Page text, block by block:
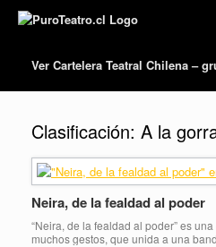
Ver Cartelera Teatral Chilena –
Clasificación: A la
Neira, de la fealdad al poder
“Neira, de la fealdad al poder” es
muchos gestos, que unida a una